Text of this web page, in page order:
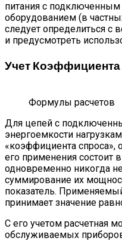
питания с
оборудованием (в
следует определиться с
и предусмотреть
Учет
Формулы расчетов
Для цепей с
энергоемкости
«коэффициента спроса»,
его применения состоит
одновременно никогда
суммирование их
показатель.
принимает значение
С его учетом расчетная
обслуживаемых